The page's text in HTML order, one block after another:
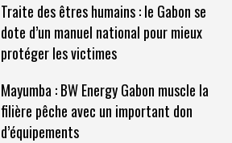
Traite des êtres humains : le Gabon se
dote d’un manuel national pour mieux
protéger les victimes
Mayumba : BW Energy Gabon muscle la
filière pêche avec un important don
d’équipements